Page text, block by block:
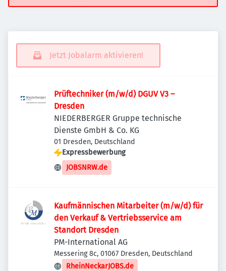
Jetzt Jobalarm aktivieren!
Prüftechniker (m/w/d) DGUV V3 –
Dresden
NIEDERBERGER Gruppe technische
Dienste GmbH & Co. KG
01 Dresden, Deutschland
Expressbewerbung
JOBSNRW.de
Kaufmännischen Mitarbeiter (m/w/d) für
den Verkauf & Vertriebsservice am
Standort Dresden
PM-International AG
Messering 8c, 01067 Dresden, Deutschland
RheinNeckarJOBS.de